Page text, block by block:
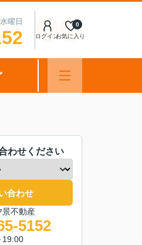
曜日
ログインお気に入り
0
わせください
合わせ
景不動産
5152
19:00